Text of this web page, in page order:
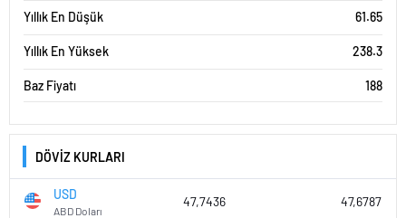
Yıllık En Düşük 61.65
Yıllık En Yüksek 238.3
Baz Fiyatı 188
DÖVİZ KURLARI
USD
ABD Doları
47,7436 47,6787